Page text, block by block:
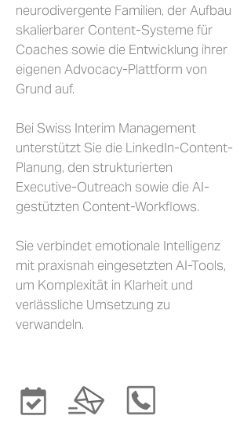
neurodivergente Familien, der Aufbau
skalierbarer Content-Systeme für
Coaches sowie die Entwicklung ihrer
eigenen Advocacy-Plattform von
Grund auf.
Bei Swiss Interim Management
unterstützt Sie die LinkedIn-Content-
Planung, den strukturierten
Executive-Outreach sowie die AI-
gestützten Content-Workflows.
Sie verbindet emotionale Intelligenz
mit praxisnah eingesetzten AI-Tools,
um Komplexität in Klarheit und
verlässliche Umsetzung zu
verwandeln.